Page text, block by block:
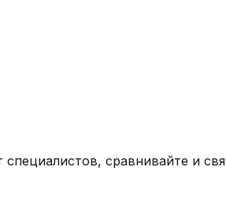
сравнивайте и